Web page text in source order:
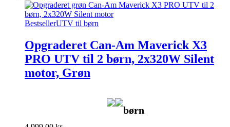
BestsellerUTV til børn
Opgraderet Can-Am Maverick X3
PRO UTV til 2 børn, 2x320W Silent
motor, Grøn
børn